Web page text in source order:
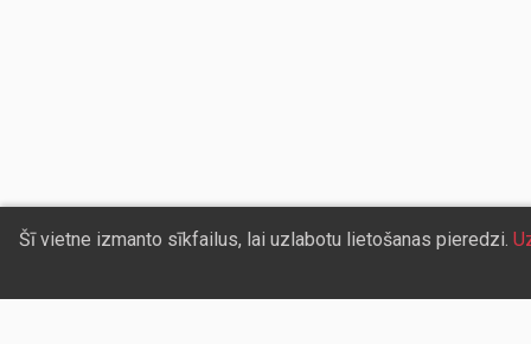
Šī vietne izmanto sīkfailus, lai uzlabotu lietošanas pieredzi.